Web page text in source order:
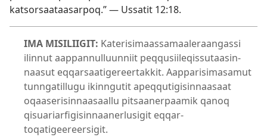
katsorsaataasar­poq.” — Us­satit 12:18.
IMA MISILIIGIT: Katerisimaas­samaaleraangas­si
ilin­nut aap­pan­nul­luun­niit peq­qusiileqis­sutaasin­
naasut eq­qarsaatigereer­tak­kit. Aap­parisimasamut
tun­ngatil­lugu ikin­ngutit apeq­qutigisin­naasaat
oqaaserisin­naasaal­lu pitsaaner­paamik qanoq
qisuariarfigisin­naanerlusigit eq­qar­
toqatigeereersigit.